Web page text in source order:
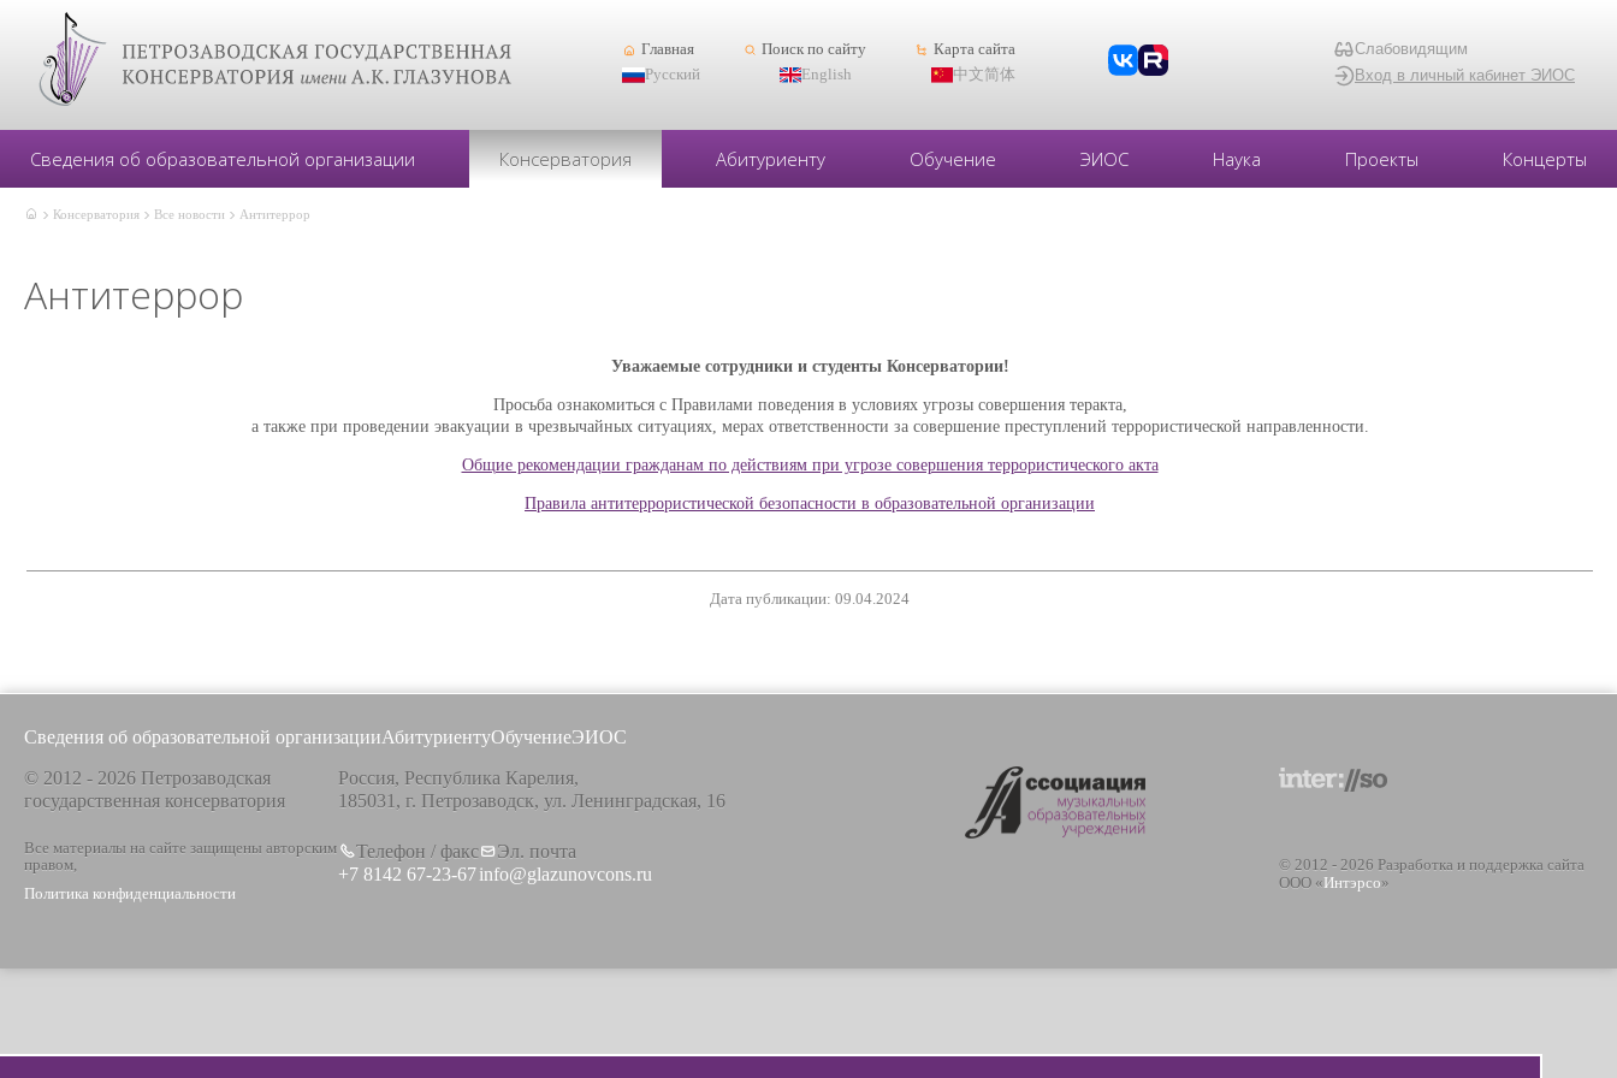
Главная Поиск по сайту
Карта сайта
Русский
English 中文简体
Слабовидящим
Вход в личный кабинет ЭИОС
Сведения об образовательной организации Консерватория Абитуриенту Обучение ЭИОС Наука Проекты Концерты
Консерватория Все новости Антитеррор
Антитеррор
Уважаемые сотрудники и студенты Консерватории!
Просьба ознакомиться с Правилами поведения в условиях угрозы совершения теракта,
а также при проведении эвакуации в чрезвычайных ситуациях, мерах ответственности за совершение преступлений террористической направленности.
Общие рекомендации гражданам по действиям при угрозе совершения террористического акта
Правила антитеррористической безопасности в образовательной организации
Дата публикации: 09.04.2024
Сведения об образовательной организацииАбитуриентуОбучениеЭИОС
© 2012 - 2026 Петрозаводская
государственная консерватория
Все материалы на сайте защищены авторским
правом,
Политика конфиденциальности
Россия, Республика Карелия,
185031, г. Петрозаводск, ул. Ленинградская, 16
Телефон / факс
+7 8142 67-23-67
Эл. почта
info@glazunovcons.ru
© 2012 - 2026 Разработка и поддержка сайта
ООО « Интэрсо»